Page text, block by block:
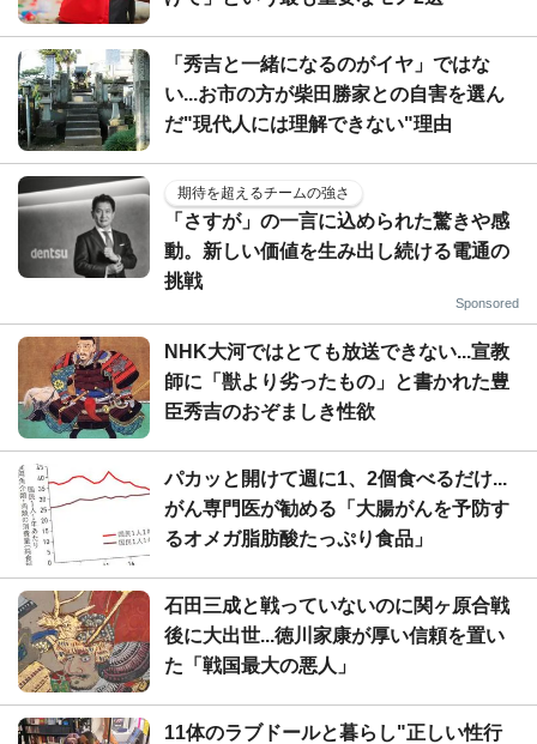
「秀吉と一緒になるのがイヤ」ではな
い...お市の方が柴田勝家との自害を選ん
だ"現代人には理解できない"理由
期待を超えるチームの強さ
「さすが」の一言に込められた驚きや感
動。新しい価値を生み出し続ける電通の
挑戦
Sponsored
NHK大河ではとても放送できない...宣教
師に「獣より劣ったもの」と書かれた豊
臣秀吉のおぞましき性欲
パカッと開けて週に1、2個食べるだけ...
がん専門医が勧める「大腸がんを予防す
るオメガ脂肪酸たっぷり食品」
石田三成と戦っていないのに関ヶ原合戦
後に大出世...徳川家康が厚い信頼を置い
た「戦国最大の悪人」
11体のラブドールと暮らし"正しい性行